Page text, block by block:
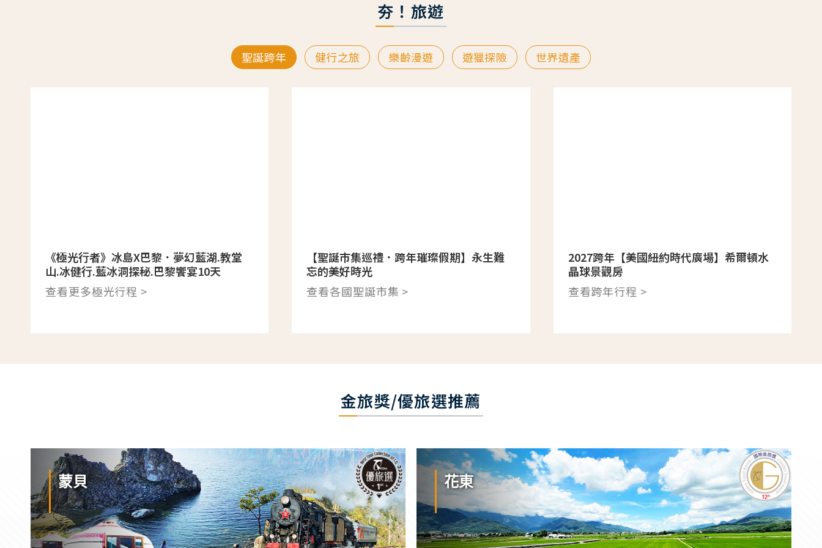
夯！旅遊
聖誕跨年 健行之旅 樂齡漫遊 遊獵探險 世界遺產
《極光行者》冰島X巴黎．夢幻藍湖.教堂
山.冰健行.藍冰洞探秘.巴黎饗宴10天
查看更多極光行程 >
【聖誕市集巡禮．跨年璀璨假期】永生難
忘的美好時光
查看各國聖誕市集 >
2027跨年【美國紐約時代廣場】希爾頓水
晶球景觀房
查看跨年行程 >
金旅獎/優旅選推薦
蒙貝 花東